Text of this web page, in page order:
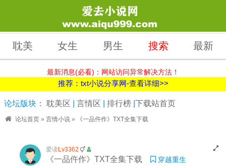
耽美 女生 男生 搜索 最新
最新消息(必看)：网站访问异常解决方法！
推荐：txt小说分享网-查看详细>>
论坛版块： 耽美区 言情区 排行榜 下载站首页
论坛首页 » 言情小说 » 《一品仵作》TXT全集下载
爱读 Lv3362
《一品仵作》TXT全集下载 穿越重生